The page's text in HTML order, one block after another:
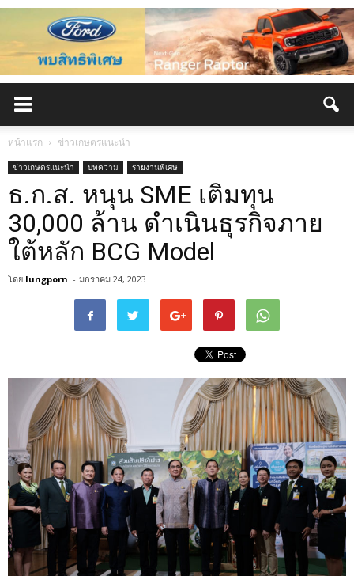
หน้าแรก ข่าวเกษตรแนะนำ
ข่าวเกษตรแนะนำ บทความ รายงานพิเศษ
ธ.ก.ส. หนุน SME เติมทุน
30,000 ล้าน ดำเนินธุรกิจภาย
ใต้หลัก BCG Model
โดย lungporn - มกราคม 24, 2023